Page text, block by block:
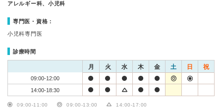
アレルギー科、小児科
専門医・資格：
小児科専門医
診療時間
月 火 水 木 金 土 日 祝
09:00-12:00
14:00-18:30
09:00-11:00 09:00-13:00 14:00-17:00